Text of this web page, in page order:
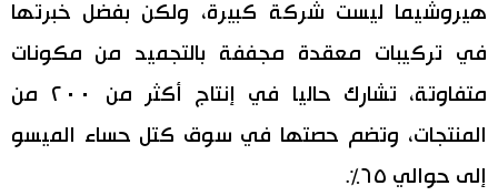
هيروشيما ليست شركة كبيرة، ولكن بفضل خبرتها
في تركيبات معقدة مجففة بالتجميد من مكونات
متفاوتة، تشارك حاليا في إنتاج أكثر من ٢٠٠ من
المنتجات، وتضم حصتها في سوق كتل حساء الميسو
إلى حوالي ٦٥٪.